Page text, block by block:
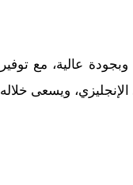
عالية، مع توفير
ويسعى خلاله